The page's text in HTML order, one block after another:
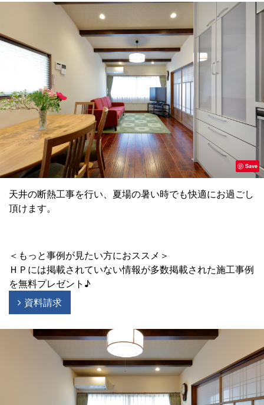
Save
天井の断熱工事を行い、夏場の暑い時でも快適にお過ごし
頂けます。
＜もっと事例が見たい方におススメ＞
ＨＰには掲載されていない情報が多数掲載された施工事例
を無料プレゼント♪
資料請求